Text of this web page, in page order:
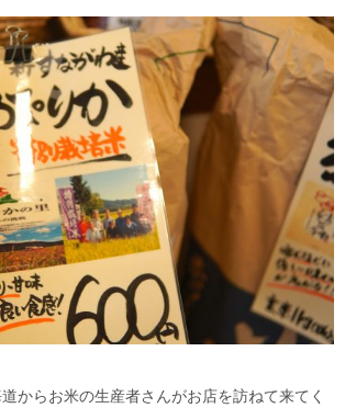
からお米の生産者さんがお店を訪ねて来てく